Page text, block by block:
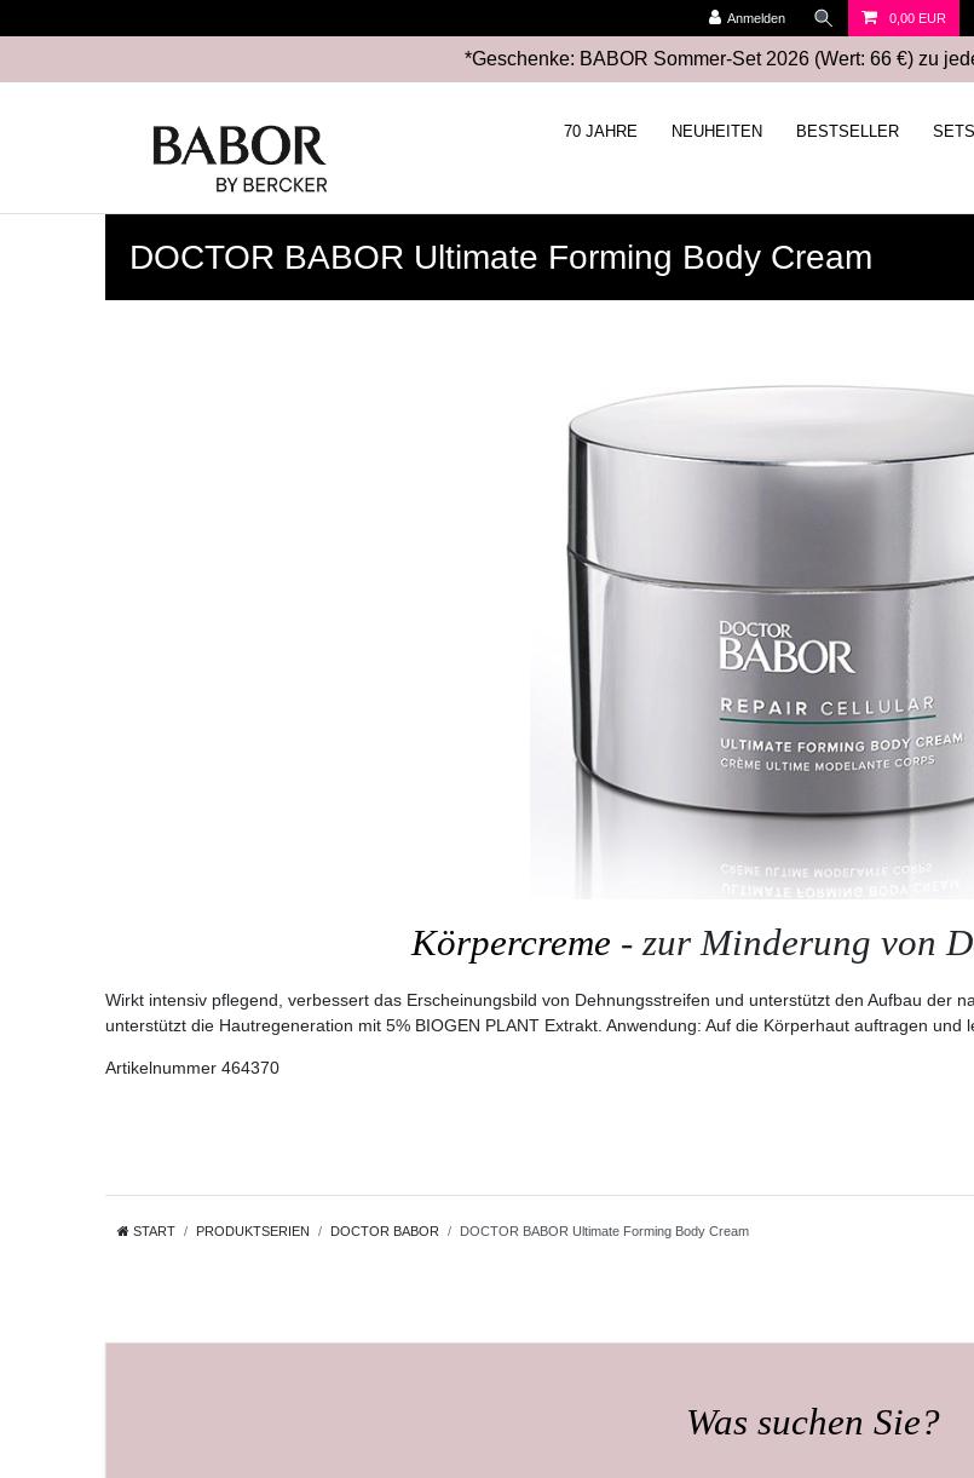
Anmelden 0,00 EUR
*Geschenke: BABOR Sommer-Set 2026 (Wert: 66 €) zu
70 JAHRE NEUHEITEN BESTSELLER SETS
DOCTOR BABOR Ultimate Forming Body Cream
Körpercreme - zur Minderung von
Wirkt intensiv pflegend, verbessert das Erscheinungsbild von Dehnungsstreifen und unterstützt den Aufbau der
unterstützt die Hautregeneration mit 5% BIOGEN PLANT Extrakt. Anwendung: Auf die Körperhaut auftragen und
Artikelnummer 464370
START PRODUKTSERIEN DOCTOR BABOR DOCTOR BABOR Ultimate Forming Body Cream
Was suchen Sie?